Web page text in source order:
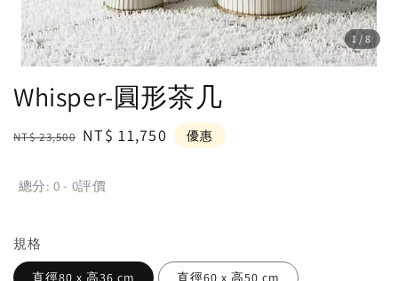
1 /8
Whisper-圓形茶几
Regular
NT$ 23,500 Sale
NT$ 11,750 優惠
總分:0 - 0評價
規格
直徑80 x 高36 cm 直徑60 x 高50 cm